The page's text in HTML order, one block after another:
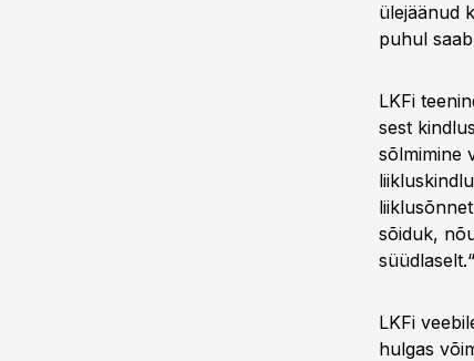
ülejäänud
puhul
LKFi
sest
sõlmimine
sõiduk,
süüdlaselt.“
LKFi
hulgas